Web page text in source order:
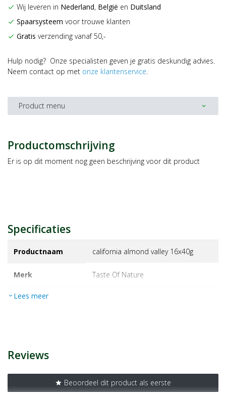
check Wij leveren in Nederland, België en Duitsland
check Spaarsysteem voor trouwe klanten
check Gratis verzending vanaf 50,-
Hulp nodig? Onze specialisten geven je gratis deskundig advies.
Neem contact op met onze klantenservice.
Product menu expand_more
Productomschrijving
Er is op dit moment nog geen beschrijving voor dit product
Specificaties
Productnaam california almond valley 16x40g
Merk taste of nature
EAN
expand_more Lees meer
Reviews
star Beoordeel dit product als eerste